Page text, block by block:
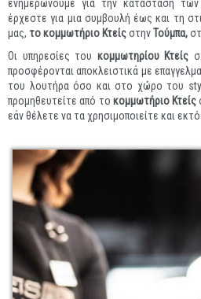
ενημερώνουμε για την κατάσταση
έρχεστε για μια συμβουλή έως και τη
μας, το κομμωτήριο ΚτείςστηνΤούμπα,
Οι υπηρεσίες του κομμωτηρίου Κτείς
προσφέρονται αποκλειστικά με
του λουτήρα όσο και στο χώρο του
προμηθευτείτε από το κομμωτήριο Κτείς
εάν θέλετε να τα χρησιμοποιείτε και